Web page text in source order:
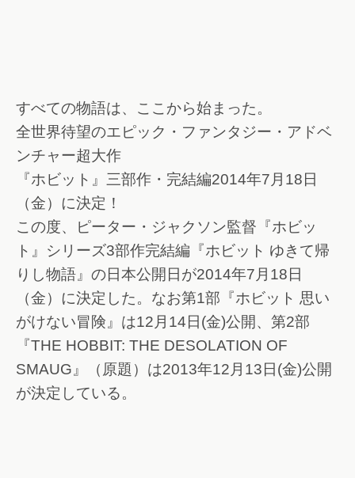
すべての物語は、ここから始まった。
全世界待望のエピック・ファンタジー・アドベ
ンチャー超大作
『ホビット』三部作・完結編2014年7月18日
（金）に決定！
この度、ピーター・ジャクソン監督『ホビッ
ト』シリーズ3部作完結編『ホビット ゆきて帰
りし物語』の日本公開日が2014年7月18日
（金）に決定した。なお第1部『ホビット 思い
がけない冒険』は12月14日(金)公開、第2部
『THE HOBBIT: THE DESOLATION OF
SMAUG』（原題）は2013年12月13日(金)公開
が決定している。